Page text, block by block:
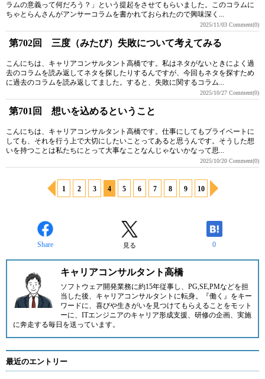
ラムの意義って何だろう？」という提起をさせてもらいました。このコラムに
ちゃとらんさんがアンサーコラムを書かれておられたので興味深く...
2025/11/03 Comment(0)
第702回 三度（みたび）失敗について考えてみる
こんにちは、キャリアコンサルタント高橋です。私はネタがないときによく過
去のコラムを読み返してネタを探したりするんですが、今回もネタを探すため
に過去のコラムを読み返してました。すると、失敗に関するコラム...
2025/10/27 Comment(0)
第701回 想いを込めるということ
こんにちは、キャリアコンサルタント高橋です。仕事にしてもプライベートに
しても、それを行う上で大切にしたいことってあると思うんです。そうした想
いを持つことは私たちにとって大事なことなんじゃないかなって思...
2025/10/20 Comment(0)
1 2 3 4 5 6 7 8 9 10
Share 見る 0
キャリアコンサルタント高橋
ソフトウェア開発業務に約15年従事し、PG,SE,PMなどを担
当した後、キャリアコンサルタントに転身。『働く』をキー
ワードに、喜びや生きがいを見つけてもらえることをモット
ーに、ITエンジニアのキャリア形成支援、研修の企画、実施
に奔走する毎日を送っています。
最近のエントリー